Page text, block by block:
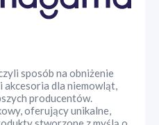
sposób na obniżenie
akcesoria dla niemowląt,
producentów.
oferujący unikalne,